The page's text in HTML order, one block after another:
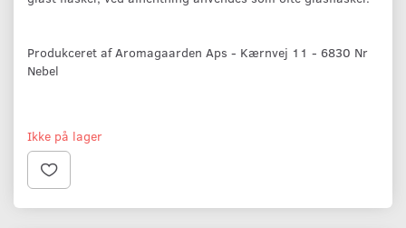
Produkceret af Aromagaarden Aps - Kærnvej 11 - 6830 Nr
Nebel
Ikke på lager